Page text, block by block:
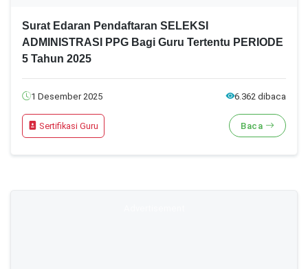
Surat Edaran Pendaftaran SELEKSI
ADMINISTRASI PPG Bagi Guru Tertentu PERIODE
5 Tahun 2025
1 Desember 2025 6.362 dibaca
Sertifikasi Guru Baca